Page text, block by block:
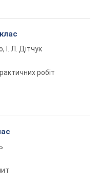
І. Л. Дітчук
робіт